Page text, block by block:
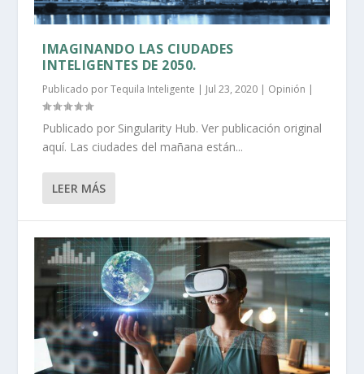
IMAGINANDO LAS CIUDADES
INTELIGENTES DE 2050.
Publicado porTequila Inteligente | Jul 23, 2020 | Opinión |
Publicado por Singularity Hub. Ver publicación original
aquí. Las ciudades del mañana están...
LEER MÁS